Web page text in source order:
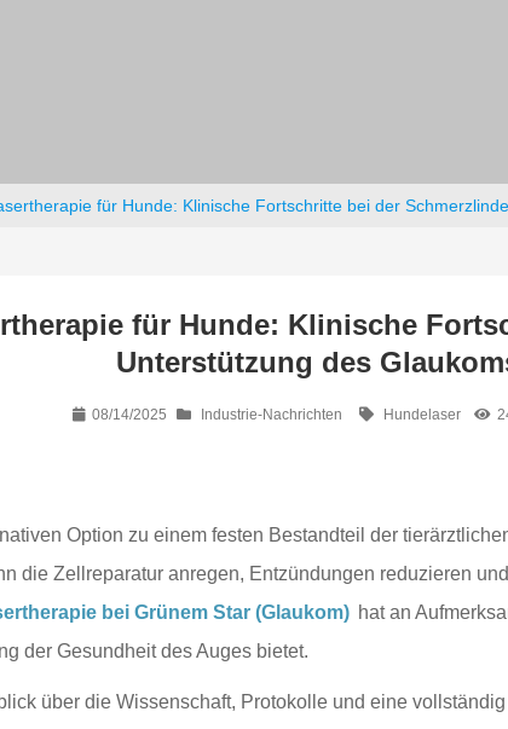
für Hunde: Klinische Fortschritte bei der
für Hunde: Klinische
Unterstützung des
08/14/2025 Industrie-Nachrichten Hundelaser
Option zu einem festen Bestandteil der
die Zellreparatur anregen, Entzündungen reduzieren
bei Grünem Star (Glaukom) hat an
der Gesundheit des Auges bietet.
über die Wissenschaft, Protokolle und eine